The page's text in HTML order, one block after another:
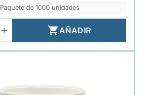
Paquete de 1000 unidades
AÑADIR